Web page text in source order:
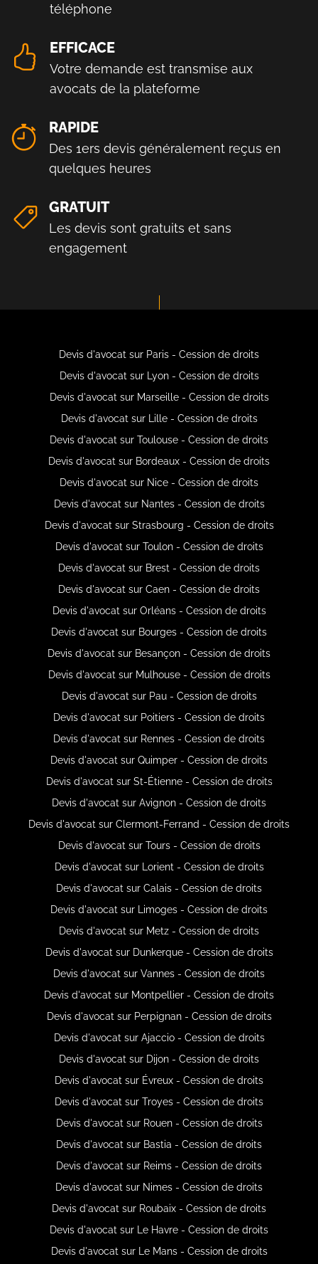
téléphone
EFFICACE
Votre demande est transmise aux
avocats de la plateforme
RAPIDE
Des 1ers devis généralement reçus en
quelques heures
GRATUIT
Les devis sont gratuits et sans
engagement
Devis d'avocat sur Paris - Cession de droits
Devis d'avocat sur Lyon - Cession de droits
Devis d'avocat sur Marseille - Cession de droits
Devis d'avocat sur Lille - Cession de droits
Devis d'avocat sur Toulouse - Cession de droits
Devis d'avocat sur Bordeaux - Cession de droits
Devis d'avocat sur Nice - Cession de droits
Devis d'avocat sur Nantes - Cession de droits
Devis d'avocat sur Strasbourg - Cession de droits
Devis d'avocat sur Toulon - Cession de droits
Devis d'avocat sur Brest - Cession de droits
Devis d'avocat sur Caen - Cession de droits
Devis d'avocat sur Orléans - Cession de droits
Devis d'avocat sur Bourges - Cession de droits
Devis d'avocat sur Besançon - Cession de droits
Devis d'avocat sur Mulhouse - Cession de droits
Devis d'avocat sur Pau - Cession de droits
Devis d'avocat sur Poitiers - Cession de droits
Devis d'avocat sur Rennes - Cession de droits
Devis d'avocat sur Quimper - Cession de droits
Devis d'avocat sur St-Étienne - Cession de droits
Devis d'avocat sur Avignon - Cession de droits
Devis d'avocat sur Clermont-Ferrand - Cession de droits
Devis d'avocat sur Tours - Cession de droits
Devis d'avocat sur Lorient - Cession de droits
Devis d'avocat sur Calais - Cession de droits
Devis d'avocat sur Limoges - Cession de droits
Devis d'avocat sur Metz - Cession de droits
Devis d'avocat sur Dunkerque - Cession de droits
Devis d'avocat sur Vannes - Cession de droits
Devis d'avocat sur Montpellier - Cession de droits
Devis d'avocat sur Perpignan - Cession de droits
Devis d'avocat sur Ajaccio - Cession de droits
Devis d'avocat sur Dijon - Cession de droits
Devis d'avocat sur Évreux - Cession de droits
Devis d'avocat sur Troyes - Cession de droits
Devis d'avocat sur Rouen - Cession de droits
Devis d'avocat sur Bastia - Cession de droits
Devis d'avocat sur Reims - Cession de droits
Devis d'avocat sur Nimes - Cession de droits
Devis d'avocat sur Roubaix - Cession de droits
Devis d'avocat sur Le Havre - Cession de droits
Devis d'avocat sur Le Mans - Cession de droits